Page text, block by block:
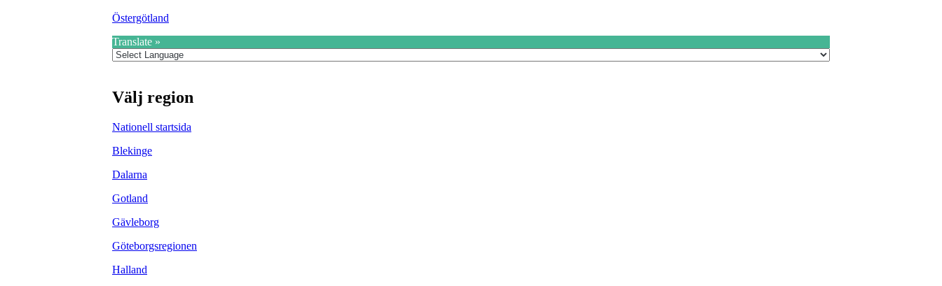
Östergötland
Translate »
Välj region
Nationell startsida
Blekinge
Dalarna
Gotland
Gävleborg
Göteborgsregionen
Halland